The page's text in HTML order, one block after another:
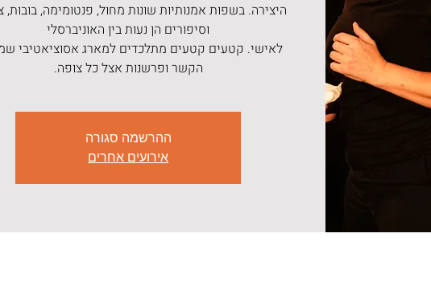
היצירה. בשפות אמנותיות שונות מחול, פנטומימה, בובות,
לאישי. קטעים קטעים מתלכדים למארג אסוציאטיבי
הקשר ופרשנות אצל כל צופה.
ההרשמה סגורה
אירועים אחרים